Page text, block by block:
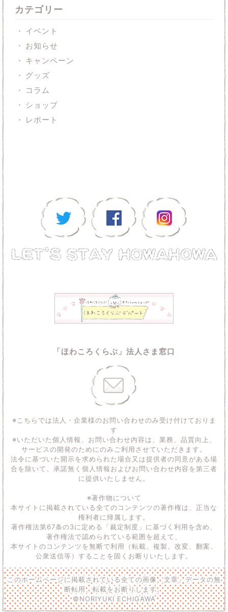
カテゴリー
イベント
お知らせ
キャンペーン
グッズ
コラム
ショップ
レポート
「ほわころくらぶ」法人さま窓口
※こちらでは法人・企業様のお問い合わせのみ受け付けておりま
す
※いただいた個人情報、お問い合わせ内容は、業務、品質向上、
サービスの開発のためにのみご利用させていただきます。
法令に基づいた開示を求められた場合又は提供者の同意がある場
合を除いて、承諾無く個人情報およびお問い合わせ内容を第三者
に提供いたしません。
※著作物について
本サイトに掲載されている全てのコンテンツの著作権は、正当な
権利者に帰属します。
著作権法第67条の3に定める「裁定制度」に基づく利用を含め、
著作権法で認められている範囲を超えて、
本サイトのコンテンツを無断で利用（転載、複製、改変、翻案、
公衆送信等）することを固くお断りいたします。
このホームページに掲載されている全ての画像、文章、データの無
断転用、転載をお断りします。
©NORIYUKI ECHIGAWA